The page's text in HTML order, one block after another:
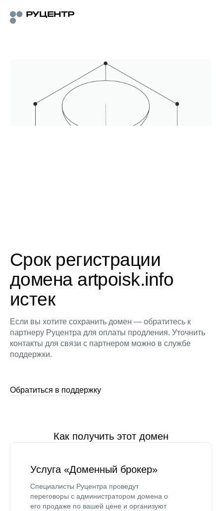
Срок регистрации
домена artpoisk.info
истек
Если вы хотите сохранить домен — обратитесь к
партнеру Руцентра для оплаты продления. Уточнить
контакты для связи с партнером можно в службе
поддержки.
Обратиться в поддержку
Как получить этот домен
Услуга «Доменный брокер»
Специалисты Руцентра проведут
переговоры с администратором домена о
его продаже по вашей цене и организуют